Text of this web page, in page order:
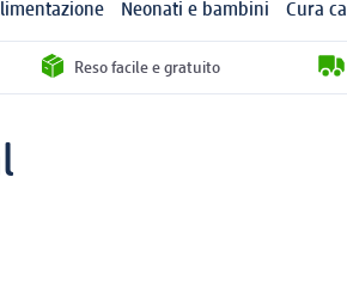
Neonati e bambini Cura
Reso facile e gratuito